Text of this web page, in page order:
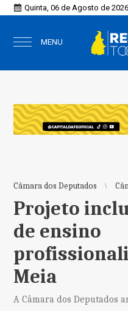
Quinta, 06 de Agosto de 2026
MENU
Câmara dos Deputados
Projeto
de ensino
Meia
A Câmara dos Deputados